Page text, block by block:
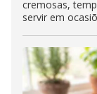
cremosas,
servir em